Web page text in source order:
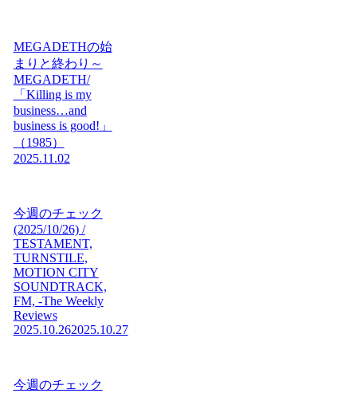
MEGADETHの始
まりと終わり～
MEGADETH/
「Killing is my
business…and
business is good!」
（1985）
2025.11.02
今週のチェック
(2025/10/26) /
TESTAMENT,
TURNSTILE,
MOTION CITY
SOUNDTRACK,
FM, -The Weekly
Reviews
2025.10.262025.10.27
今週のチェック